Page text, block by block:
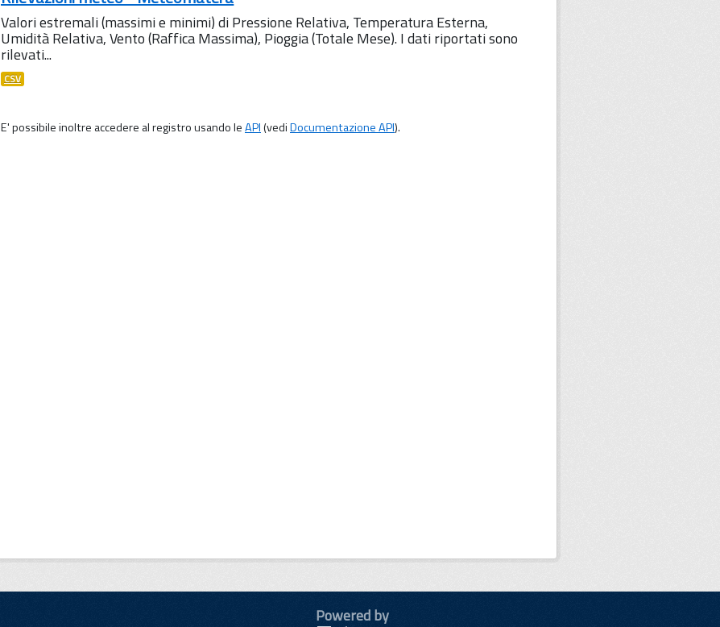
Valori estremali (massimi e minimi) di Pressione Relativa, Temperatura Esterna,
Umidità Relativa, Vento (Raffica Massima), Pioggia (Totale Mese). I dati riportati sono
rilevati...
CSV
E' possibile inoltre accedere al registro usando leAPI(vediDocumentazione API).
Powered by